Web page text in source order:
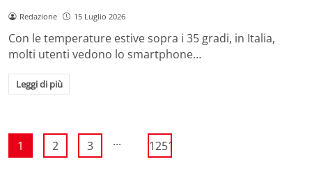
Redazione 15 Luglio 2026
Con le temperature estive sopra i 35 gradi, in Italia,
molti utenti vedono lo smartphone…
Leggi di più
1 2 3 ... 1251